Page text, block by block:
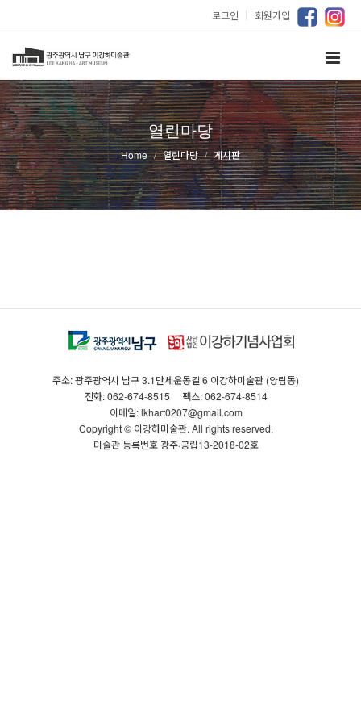
로그인 ｜ 회원가입
열린마당
Home 열린마당 게시판
주소: 광주광역시 남구 3.1만세운동길 6 이강하미술관 (양림동)
전화: 062-674-8515
팩스: 062-674-8514
이메일: lkhart0207@gmail.com
Copyright © 이강하미술관. All rights reserved.
미술관 등록번호 광주·공립13-2018-02호